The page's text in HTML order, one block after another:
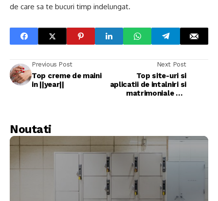
de care sa te bucuri timp indelungat.
Previous Post
Top creme de maini
in ||year||
Next Post
Top site-uri si
aplicatii de intalniri si
matrimoniale din
Noutati